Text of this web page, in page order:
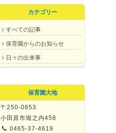
カテゴリー
すべての記事
保育園からのお知らせ
日々の出来事
保育園大地
〒250-0853
小田原市堀之内458
0465-37-4619